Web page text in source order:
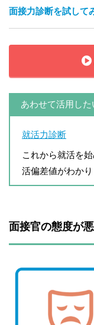
面接力診断を試して
あわせて活用した
就活力診断
これから就活を
活偏差値がわかり
面接官の態度が